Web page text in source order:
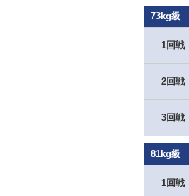
73kg級
1回戦
2回戦
3回戦
81kg級
1回戦